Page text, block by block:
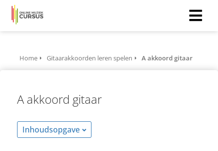
Home Gitaarakkoorden leren spelen A akkoord gitaar
A akkoord gitaar
Inhoudsopgave